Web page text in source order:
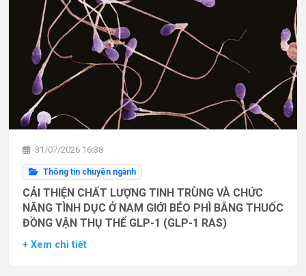
31/07/2026 16:38
Thông tin chuyên ngành
CẢI THIỆN CHẤT LƯỢNG TINH TRÙNG VÀ CHỨC
NĂNG TÌNH DỤC Ở NAM GIỚI BÉO PHÌ BẰNG THUỐC
ĐỒNG VẬN THỤ THỂ GLP-1 (GLP-1 RAS)
+ Xem chi tiết